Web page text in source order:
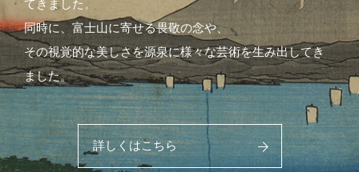
てきました。
同時に、富士山に寄せる畏敬の念や、
その視覚的な美しさを源泉に様々な芸術を生み出してき
ました。
詳しくはこちら